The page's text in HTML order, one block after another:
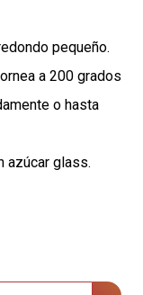
pequeño.
a 200 grados
o hasta
azúcar glass.